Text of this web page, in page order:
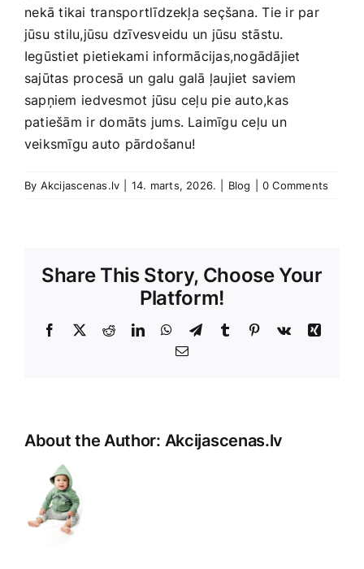
⁢nekā tikai transportlīdzekļa seçšana. ‍Tie ir‍ par
jūsu ‌stilu,jūsu dzīvesveidu‍ un ⁤jūsu stāstu.
‌Iegūstiet pietiekami informācijas,nogādājiet⁢
sajūtas​ procesā un galu galā ļaujiet ⁢saviem
sapņiem ⁣iedvesmot jūsu ⁣ceļu pie auto,kas
patiešām ⁢ir domāts jums. Laimīgu ceļu un
veiksmīgu‌ auto ​pārdošanu!
By Akcijascenas.lv 14. marts, 2026. Blog 0 Comments
Share This Story, Choose Your
Platform!
Facebook
X RedditLinkedInWhatsApp
TelegramTumblr Pinterest
Vk
Xing
E-
About the Author: Akcijascenas.lv